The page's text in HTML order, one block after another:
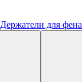
Держатели для фена